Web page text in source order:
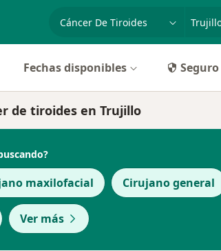
especialidad, enfermedad o
Fechas disponibles Seguro
de tiroides en Trujillo
maxilofacial Cirujano general
Ver más